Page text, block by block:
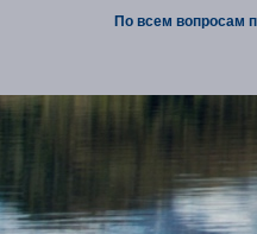
По всем вопросам